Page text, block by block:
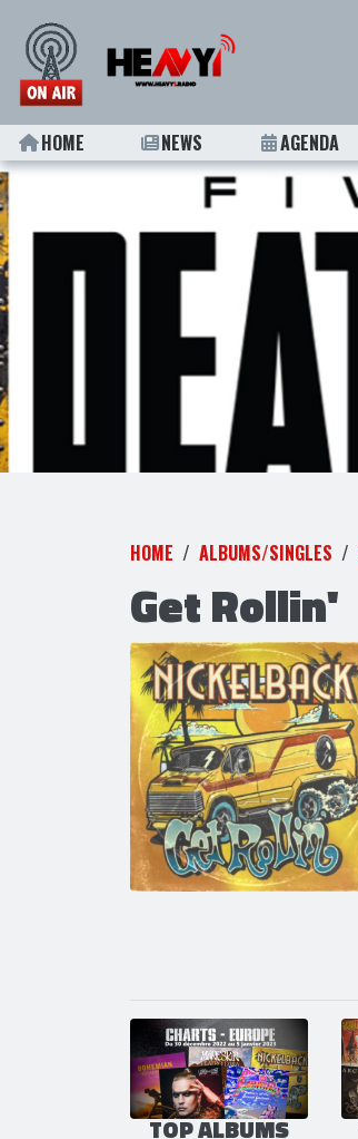
HOME NEWS AGENDA
HOME ALBUMS/SINGLES
Get Rollin'
TOP ALBUMS